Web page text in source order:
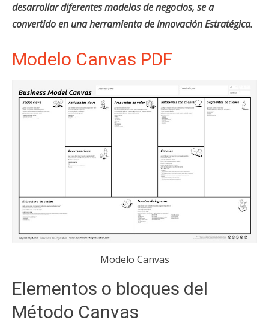
desarrollar diferentes modelos de negocios, se a
convertido en una herramienta de Innovación Estratégica.
Modelo Canvas PDF
Modelo Canvas
Elementos o bloques del
Método Canvas